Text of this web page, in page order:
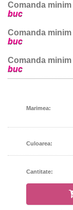
Comanda minim
buc
Comanda minim
buc
Comanda minim
buc
Marimea:
Culoarea:
Cantitate: